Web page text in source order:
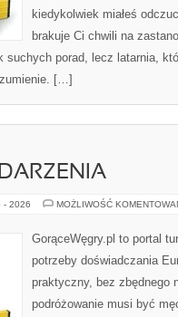
kiedykolwiek miałeś
brakuje Ci chwili na
suchych porad, lecz latarnia,
[…]
- 2026 MOŻLIWOŚĆ
GorąceWęgry.pl to portal
potrzeby doświadczania
praktyczny, bez zbędnego
podróżowanie musi być